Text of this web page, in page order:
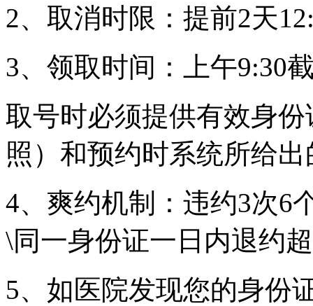
2、取消时限：提前2天
3、领取时间：上午9:30
取号时必须提供有效身
照）和预约时系统所给
4、爽约机制：违约3次6
\同一身份证一日内退约
5、如医院发现您的身份